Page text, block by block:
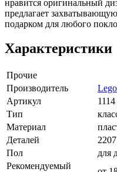
нравится оригинальный
предлагает
подарком для любого
Характеристики
Прочие
Производитель
Lego
Артикул
1114
Тип
Материал
Деталей
Пол
для
Рекомендуемый